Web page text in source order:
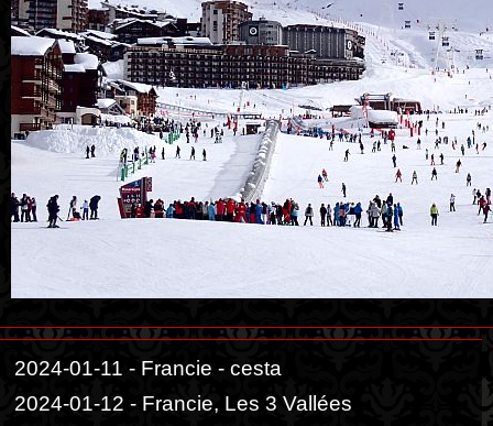
2024-01-11 - Francie - cesta
2024-01-12 - Francie, Les 3 Vallées